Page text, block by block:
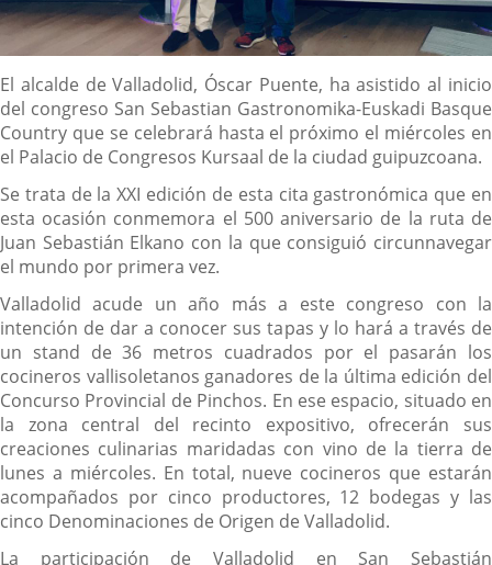
Descripción
El alcalde de Valladolid, Óscar Puente, ha asistido al inicio
del congreso San Sebastian Gastronomika-Euskadi Basque
Country que se celebrará hasta el próximo el miércoles en
el Palacio de Congresos Kursaal de la ciudad guipuzcoana.
Se trata de la XXI edición de esta cita gastronómica que en
esta ocasión conmemora el 500 aniversario de la ruta de
Juan Sebastián Elkano con la que consiguió circunnavegar
el mundo por primera vez.
Valladolid acude un año más a este congreso con la
intención de dar a conocer sus tapas y lo hará a través de
un stand de 36 metros cuadrados por el pasarán los
cocineros vallisoletanos ganadores de la última edición del
Concurso Provincial de Pinchos. En ese espacio, situado en
la zona central del recinto expositivo, ofrecerán sus
creaciones culinarias maridadas con vino de la tierra de
lunes a miércoles. En total, nueve cocineros que estarán
acompañados por cinco productores, 12 bodegas y las
cinco Denominaciones de Origen de Valladolid.
La participación de Valladolid en San Sebastián